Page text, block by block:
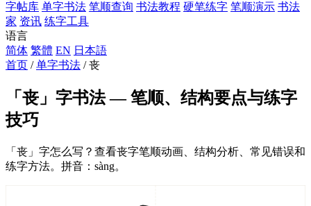
字帖库 单字书法 笔顺查询 书法教程 硬笔练字 笔顺演示 书法
家 资讯 练字工具
语言
简体 繁體 EN 日本語
首页 / 单字书法 / 丧
「丧」字书法 — 笔顺、结构要点与练字
技巧
「丧」字怎么写？查看丧字笔顺动画、结构分析、常见错误和
练字方法。拼音：sàng。